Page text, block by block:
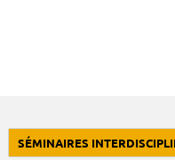
SÉMINAIRES